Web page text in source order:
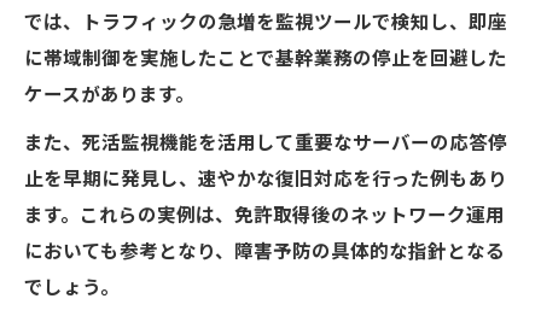
では、トラフィックの急増を監視ツールで検知し、即座
に帯域制御を実施したことで基幹業務の停止を回避した
ケースがあります。
また、死活監視機能を活用して重要なサーバーの応答停
止を早期に発見し、速やかな復旧対応を行った例もあり
ます。これらの実例は、免許取得後のネットワーク運用
においても参考となり、障害予防の具体的な指針となる
でしょう。